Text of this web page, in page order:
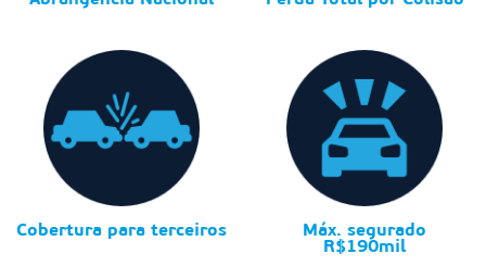
Cobertura para terceiros
Máx. segurado
R$190mil